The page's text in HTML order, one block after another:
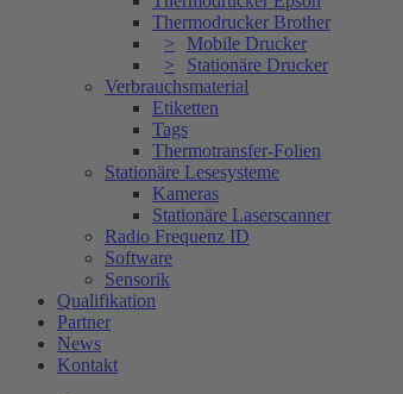
Thermodrucker Brother
Mobile Drucker
Stationäre Drucker
Verbrauchsmaterial
Etiketten
Tags
Thermotransfer-Folien
Stationäre Lesesysteme
Kameras
Stationäre Laserscanner
Radio Frequenz ID
Software
Sensorik
Qualifikation
Partner
News
Kontakt